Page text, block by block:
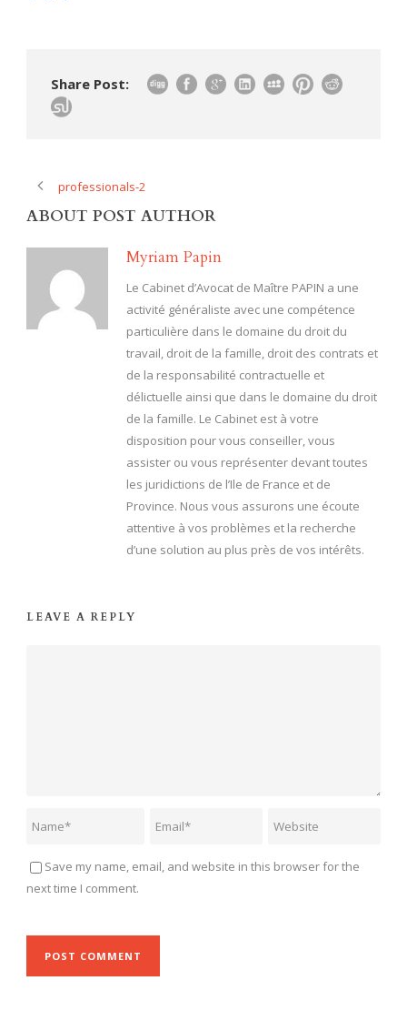
Share Post:
professionals-2
ABOUT POST AUTHOR
Myriam Papin
Le Cabinet d’Avocat de Maître PAPIN a une
activité généraliste avec une compétence
particulière dans le domaine du droit du
travail, droit de la famille, droit des contrats et
de la responsabilité contractuelle et
délictuelle ainsi que dans le domaine du droit
de la famille. Le Cabinet est à votre
disposition pour vous conseiller, vous
assister ou vous représenter devant toutes
les juridictions de l’Ile de France et de
Province. Nous vous assurons une écoute
attentive à vos problèmes et la recherche
d’une solution au plus près de vos intérêts.
LEAVE A REPLY
Save my name, email, and website in this browser for the
next time I comment.